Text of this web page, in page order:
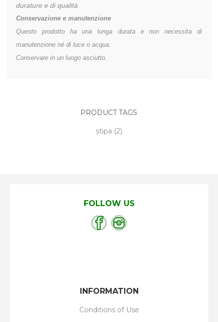
durature e di qualità
Conservazione e manutenzione
Questo prodotto ha una lunga durata e non necessita di
manutenzione né di luce o acqua.
Conservare in un luogo asciutto.
PRODUCT TAGS
stipa (2)
FOLLOW US
INFORMATION
Conditions of Use